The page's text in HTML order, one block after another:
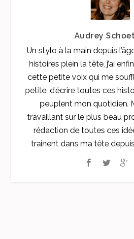
Audrey
Un stylo à la main depuis
histoires plein la tête, j’ai
cette petite voix qui me
petite, d’écrire toutes ces
peuplent mon quotidien.
travaillant sur le plus beau
rédaction de toutes ces
trainent dans ma tête